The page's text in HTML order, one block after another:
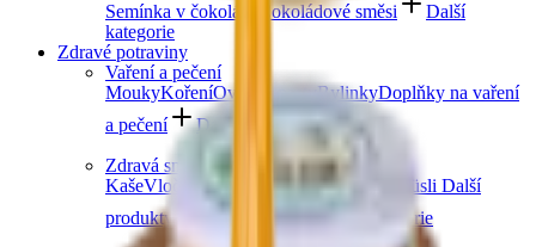
Semínka v čokoládě
Čokoládové směsi
Další
kategorie
Zdravé potraviny
Vaření a pečení
MoukyKořeníOvocné pasty BylinkyDoplňky na vaření
a pečení
Další kategorie
Zdravá snídaně
KašeVločky Müsli a granolaOvoce do müsli Další
produkty zdravé snídaně
Další kategorie